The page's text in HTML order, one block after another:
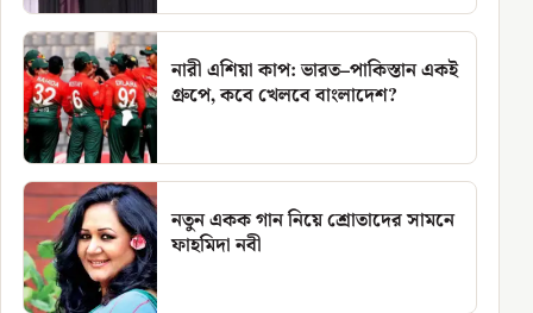
নারী এশিয়া কাপ: ভারত–পাকিস্তান একই
গ্রুপে, কবে খেলবে বাংলাদেশ?
নতুন একক গান নিয়ে শ্রোতাদের সামনে
ফাহমিদা নবী